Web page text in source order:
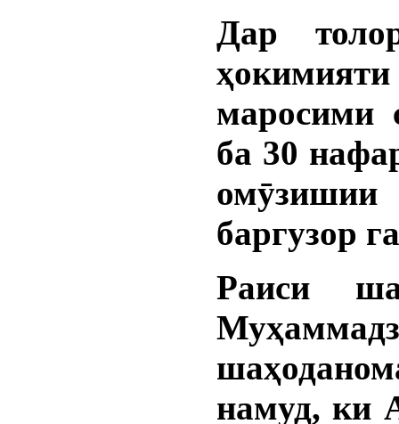
Дар
маросими
ба 30
баргузор
Раиси
намуд, ки